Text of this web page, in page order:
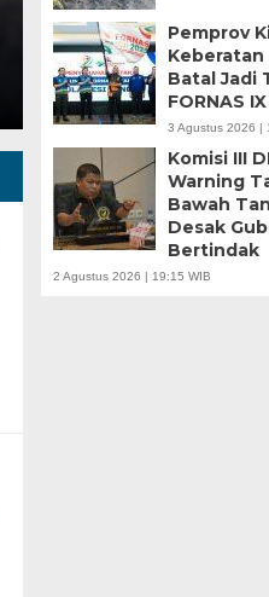
punggung ekspor
Pemprov
Batal Jadi
FORNAS
3 Agustus 2026 |
Komisi III
Warning
Bawah
Desak
Bertindak
2 Agustus 2026 | 19:15 WIB